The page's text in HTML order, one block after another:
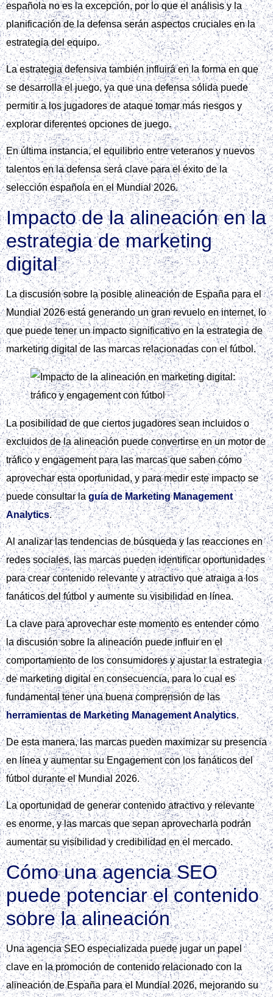
española no es la excepción, por lo que el análisis y la
planificación de la defensa serán aspectos cruciales en la
estrategia del equipo.
La estrategia defensiva también influirá en la forma en que
se desarrolla el juego, ya que una defensa sólida puede
permitir a los jugadores de ataque tomar más riesgos y
explorar diferentes opciones de juego.
En última instancia, el equilibrio entre veteranos y nuevos
talentos en la defensa será clave para el éxito de la
selección española en el Mundial 2026.
Impacto de la alineación en la
estrategia de marketing
digital
La discusión sobre la posible alineación de España para el
Mundial 2026 está generando un gran revuelo en internet, lo
que puede tener un impacto significativo en la estrategia de
marketing digital de las marcas relacionadas con el fútbol.
La posibilidad de que ciertos jugadores sean incluidos o
excluidos de la alineación puede convertirse en un motor de
tráfico y engagement para las marcas que saben cómo
aprovechar esta oportunidad, y para medir este impacto se
puede consultar laguía de Marketing Management
Analytics.
Al analizar las tendencias de búsqueda y las reacciones en
redes sociales, las marcas pueden identificar oportunidades
para crear contenido relevante y atractivo que atraiga a los
fanáticos del fútbol y aumente su visibilidad en línea.
La clave para aprovechar este momento es entender cómo
la discusión sobre la alineación puede influir en el
comportamiento de los consumidores y ajustar la estrategia
de marketing digital en consecuencia, para lo cual es
fundamental tener una buena comprensión de las
herramientas de Marketing Management Analytics.
De esta manera, las marcas pueden maximizar su presencia
en línea y aumentar su Engagement con los fanáticos del
fútbol durante el Mundial 2026.
La oportunidad de generar contenido atractivo y relevante
es enorme, y las marcas que sepan aprovecharla podrán
aumentar su visibilidad y credibilidad en el mercado.
Cómo una agencia SEO
puede potenciar el contenido
sobre la alineación
Una agencia SEO especializada puede jugar un papel
clave en la promoción de contenido relacionado con la
alineación de España para el Mundial 2026, mejorando su